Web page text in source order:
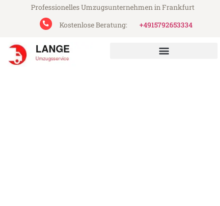
Professionelles Umzugsunternehmen in Frankfurt
Kostenlose Beratung:
+4915792653334